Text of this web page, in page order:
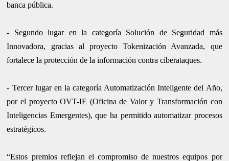
banca pública.
- Segundo lugar en la categoría Solución de Seguridad más
Innovadora, gracias al proyecto Tokenización Avanzada, que
fortalece la protección de la información contra ciberataques.
- Tercer lugar en la categoría Automatización Inteligente del Año,
por el proyecto OVT-IE (Oficina de Valor y Transformación con
Inteligencias Emergentes), que ha permitido automatizar procesos
estratégicos.
“Estos premios reflejan el compromiso de nuestros equipos por